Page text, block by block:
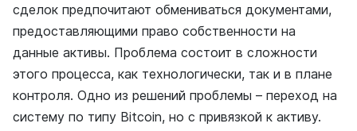
сделок предпочитают обмениваться документами,
предоставляющими право собственности на
данные активы. Проблема состоит в сложности
этого процесса, как технологически, так и в плане
контроля. Одно из решений проблемы – переход на
систему по типу Bitcoin, но с привязкой к активу.